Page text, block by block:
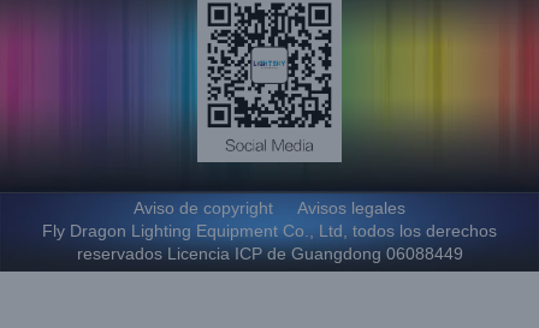
Aviso de copyright
Avisos legales
Fly Dragon Lighting Equipment Co., Ltd, todos los derechos
reservados Licencia ICP de Guangdong 06088449